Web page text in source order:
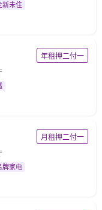
新未住
年租押二付一
月租押二付一
牌家电